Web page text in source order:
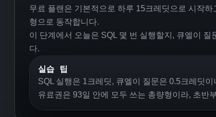
무료 플랜은 기본적으로 하루 15크레딧으로 시작
형으로 동작합니다.
이 단계에서 오늘은 SQL 몇 번 실행할지, 큐엘이
다.
실습 팁
SQL 실행은 1크레딧, 큐엘이 질문은 0.5크레딧
유료권은 93일 안에 모두 쓰는 총량형이라, 초반